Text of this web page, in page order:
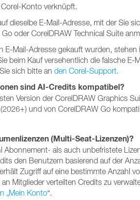
Konto verknüpft.
dieselbe E-Mail-Adresse, mit der Sie
oder CorelDRAW Technical Suite
E-Mail-Adresse gekauft wurden, stehen
beim Kauf versehentlich die falsche E-
sich bitte an den Corel-Support.
sind AI-Credits kompatibel?
Version der CorelDRAW Graphics
und von CorelDRAW Go
(Multi-Seat-Lizenzen)?
Abonnement- als auch unbefristete
den Benutzern basierend auf der
Zugriff auf eine bestimmte Anzahl
Mitglieder verteilten Credits zu
„Mein Konto“.